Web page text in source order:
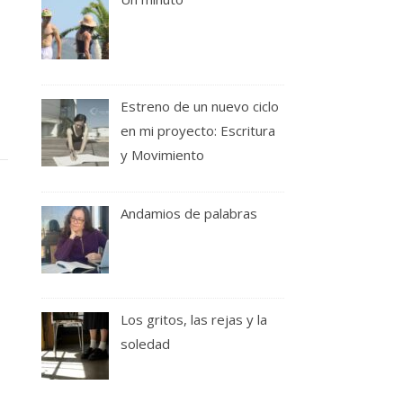
Estreno de un nuevo ciclo
en mi proyecto: Escritura
y Movimiento
Andamios de palabras
Los gritos, las rejas y la
soledad